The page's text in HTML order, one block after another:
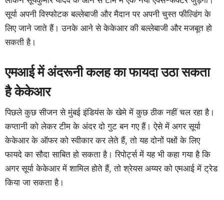
सूर्या अपनी विस्फोटक बल्लेबाजी और मैदान पर अपनी चुस्त फील्डिंग के
लिए जाने जाते हैं। उनके आने से केकेआर की बल्लेबाजी और मजबूत हो
सकती है।
एमआई में अंदरूनी कलह का फायदा उठा सकता
है केकेआर
पिछले कुछ सीजन से मुंबई इंडियंस के खेमे में कुछ ठीक नहीं चल रहा है।
कप्तानी को लेकर टीम के अंदर दो गुट बन गए हैं। ऐसे में अगर सूर्या
केकेआर के ऑफर को स्वीकार कर लेते हैं, तो यह दोनों पक्षों के लिए
फायदे का सौदा साबित हो सकता है। रिपोर्ट्स में यह भी कहा गया है कि
अगर सूर्या केकेआर में शामिल होते हैं, तो श्रेयस अय्यर को एमआई में ट्रेड
किया जा सकता है।